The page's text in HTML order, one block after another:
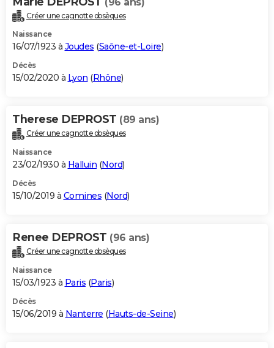
Créer une cagnotte obsèques
Naissance
16/07/1923 à Joudes (Saône-et-Loire)
Décès
15/02/2020 à Lyon (Rhône)
Therese DEPROST (89 ans)
Créer une cagnotte obsèques
Naissance
23/02/1930 à Halluin (Nord)
Décès
15/10/2019 à Comines (Nord)
Renee DEPROST (96 ans)
Créer une cagnotte obsèques
Naissance
15/03/1923 à Paris (Paris)
Décès
15/06/2019 à Nanterre (Hauts-de-Seine)